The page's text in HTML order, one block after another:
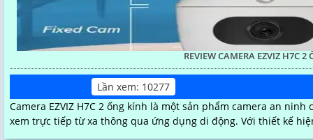
REVIEW CAMERA EZVIZ H7C 2
Lần xem: 10277
Camera EZVIZ H7C 2 ống kính là một sản phẩm camera an
xem trực tiếp từ xa thông qua ứng dụng di